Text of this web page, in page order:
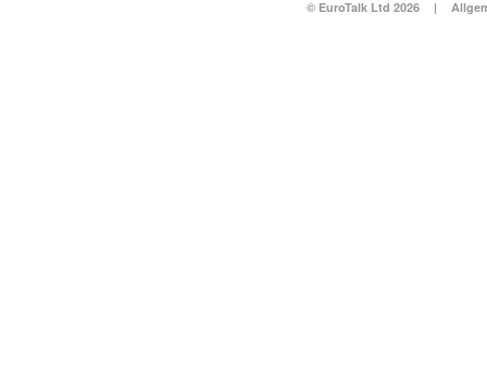
© EuroTalk Ltd 2026 |